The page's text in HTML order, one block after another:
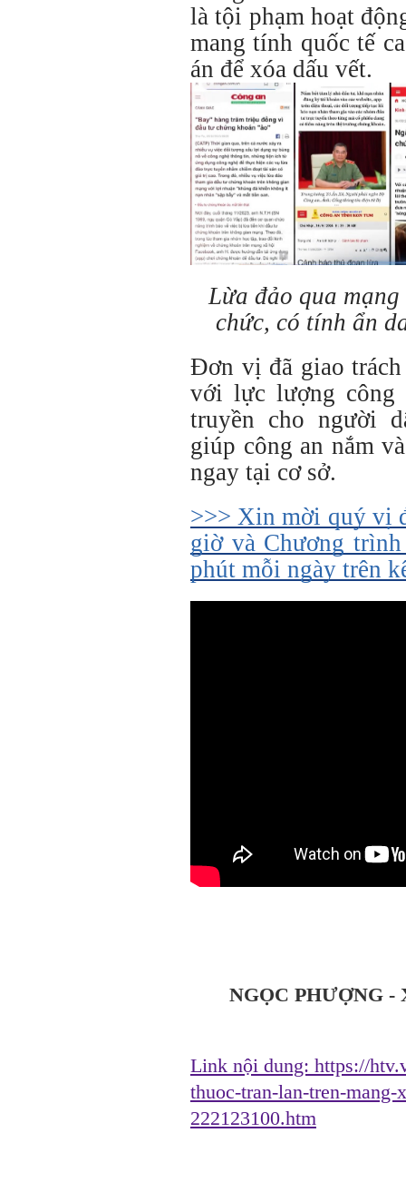
là tội phạm hoạt
mang tính quốc tế
án để xóa dấu vết.
Lừa đảo qua
chức, có tính ẩn
Đơn vị đã giao
với lực lượng công
truyền cho người
giúp công an nắm
ngay tại cơ sở.
>>> Xin mời quý vị
giờ và Chương
phút mỗi ngày trên
NGỌC PHƯỢNG
Link nội dung: https://
thuoc-tran-lan-tren-mang-
222123100.htm